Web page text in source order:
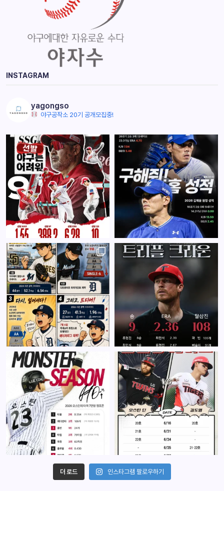
INSTAGRAM
yagongso
야구공작소 20기 공개모집중!
더 로드 인스타그램 팔로우하기